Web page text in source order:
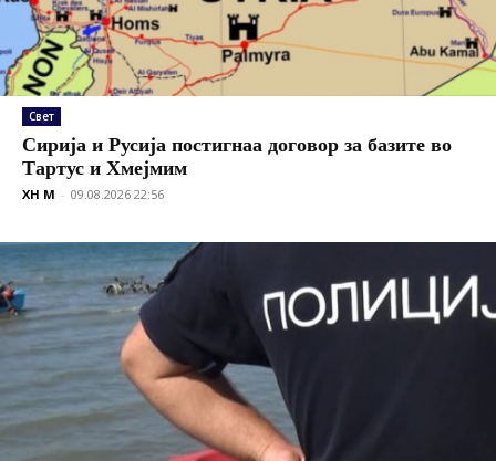
Свет
Сирија и Русија постигнаа договор за базите во
Тартус и Хмејмим
XH M - 09.08.2026 22:56